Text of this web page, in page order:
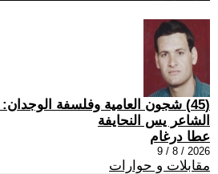
(45) شجون العامية وفلسفة
الشاعر يس النحايفة
عطا درغام
2026 / 8 / 9
مقابلات و حوارات